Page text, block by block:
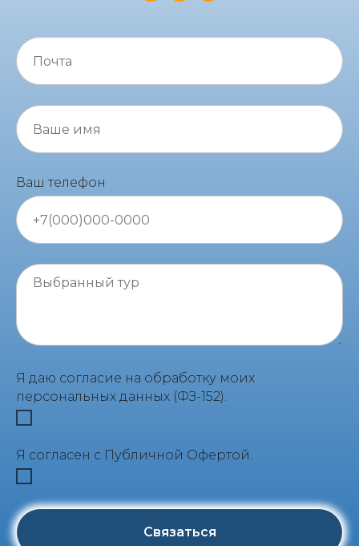
Ваш телефон
Я даю согласие на обработку моих
персональных данных (ФЗ-152).
Я согласен с Публичной Офертой.
Связаться